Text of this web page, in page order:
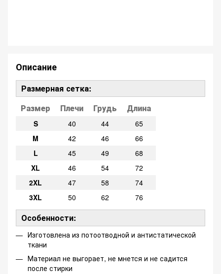
Описание
Размерная сетка:
Размер
Плечи Грудь Длина
S 40 44
65
M
42 46
66
L
45 49
68
XL
46 54
72
2XL
47 58
74
3XL
50 62 76
Особенности:
Изготовлена ​​из потоотводной и антистатической
ткани
Материал не выгорает, не мнется и не садится
после стирки